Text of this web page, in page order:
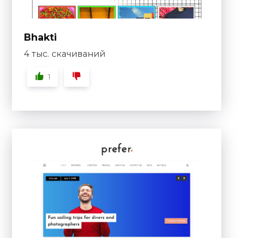
Bhakti
4 тыс. скачиваний
1